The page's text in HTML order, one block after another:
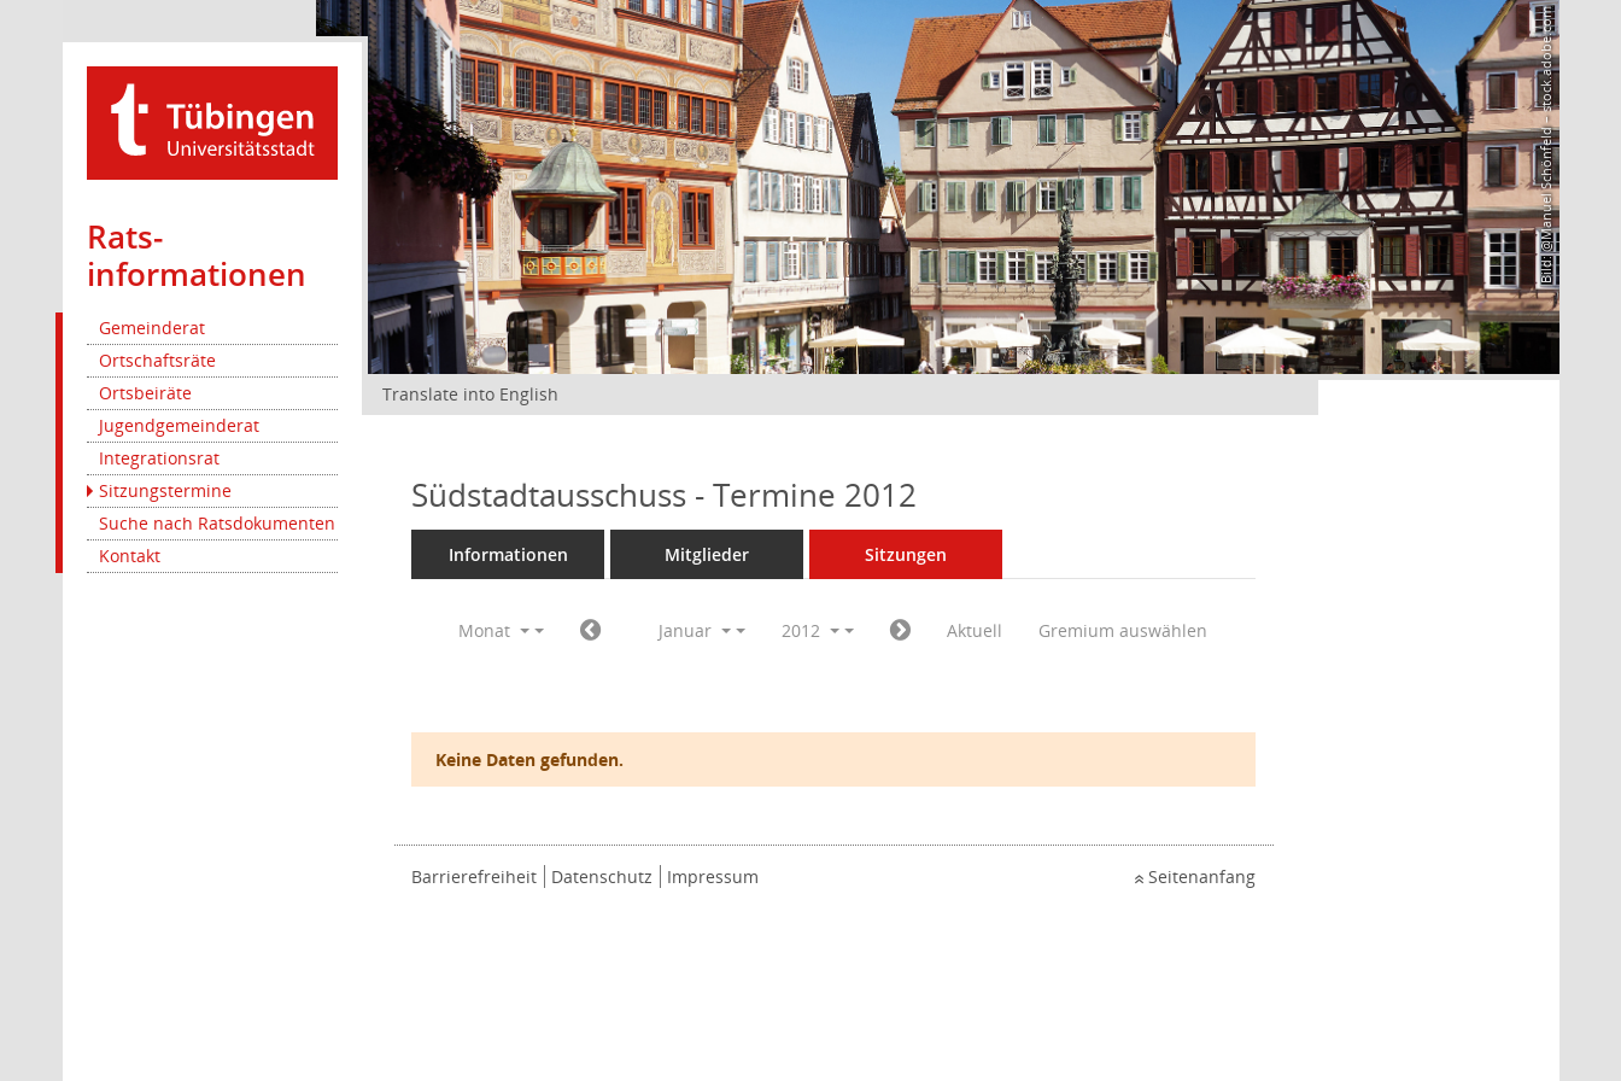
Rats­
informationen
Gemeinderat
Ortschaftsräte
Ortsbeiräte
Jugendgemeinderat
Integrationsrat
Sitzungstermine
Suche nach Ratsdokumenten
Kontakt
Bild: @Manuel Schönfeld – stock.adobe.com
Translate into English
Südstadtausschuss - Termine 2012
Informationen Mitglieder Sitzungen
Monat Januar 2012 Aktuell Gremium auswählen
Keine Daten gefunden.
Barrierefreiheit Datenschutz Impressum Seitenanfang